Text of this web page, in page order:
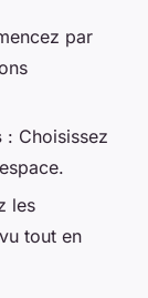
par
: Choisissez
les
tout en